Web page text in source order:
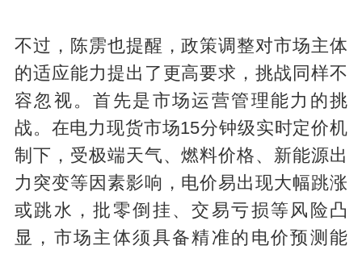
不过，陈雳也提醒，政策调整对市场主体
的适应能力提出了更高要求，挑战同样不
容忽视。首先是市场运营管理能力的挑
战。在电力现货市场15分钟级实时定价机
制下，受极端天气、燃料价格、新能源出
力突变等因素影响，电价易出现大幅跳涨
或跳水，批零倒挂、交易亏损等风险凸
显，市场主体须具备精准的电价预测能